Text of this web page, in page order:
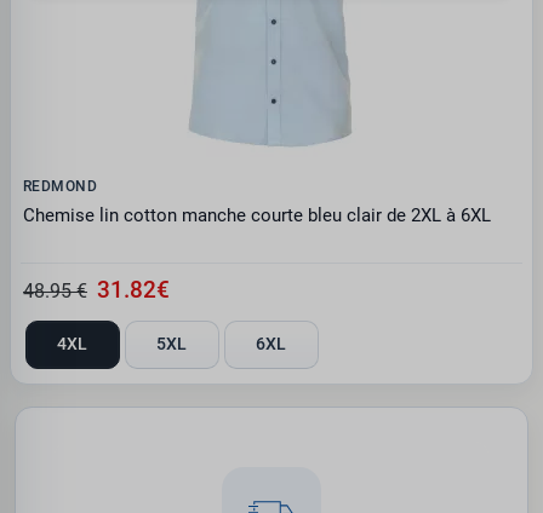
REDMOND
Chemise lin cotton manche courte bleu clair de 2XL à 6XL
48.95 € 31.82€
4XL 5XL 6XL